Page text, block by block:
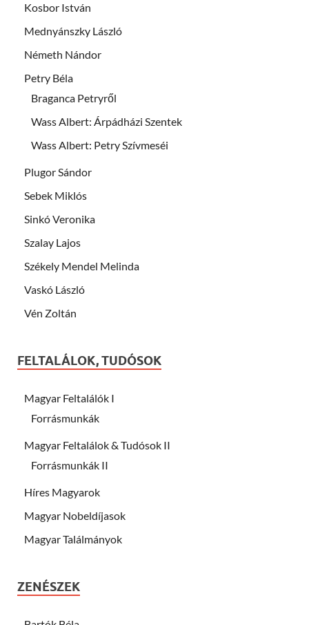
Kosbor István
Mednyánszky László
Németh Nándor
Petry Béla
Braganca Petryről
Wass Albert: Árpádházi Szentek
Wass Albert: Petry Szívmeséi
Plugor Sándor
Sebek Miklós
Sinkó Veronika
Szalay Lajos
Székely Mendel Melinda
Vaskó László
Vén Zoltán
FELTALÁLOK, TUDÓSOK
Magyar Feltalálók I
Forrásmunkák
Magyar Feltalálok & Tudósok II
Forrásmunkák II
Híres Magyarok
Magyar Nobeldíjasok
Magyar Találmányok
ZENÉSZEK